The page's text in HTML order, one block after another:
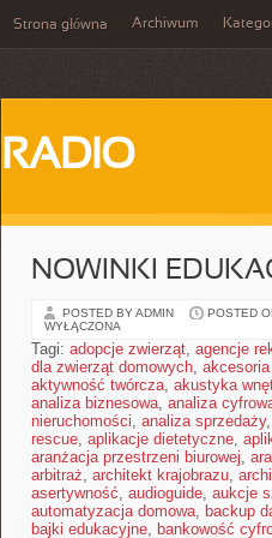
Strona główna Archiwum
RADIO
NOWINKI
POSTED BY ADMIN POSTED
WYŁĄCZONA
Tagi: adopcje zwierząt, agencje
dla zwierząt domowych,
aktywność twórcza, akustyka
analiza biznesowa, analiza
nieruchomości, analiza sprzedaży,
rescue, aplikacje dietetyczne,
aranżacja przestrzeni biurowej,
arbitraż, architekt krajobrazu,
asertywność, audioguide, aukcje
automatyzacja domowa, backup
bajki edukacyjne, bankowość